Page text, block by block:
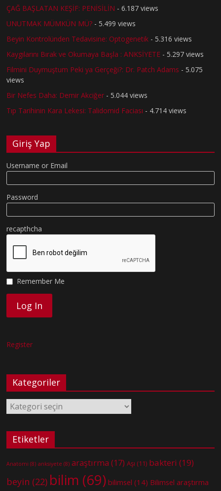
ÇAĞ BAŞLATAN KEŞİF: PENİSİLİN - 6.187 views
UNUTMAK MÜMKÜN MÜ? - 5.499 views
Beyin Kontrolünden Tedavisine: Optogenetik - 5.316 views
Kaygılarını Bırak ve Okumaya Başla : ANKSİYETE - 5.297 views
Filmini Duymuştum Peki ya Gerçeği?: Dr. Patch Adams - 5.075
views
Bir Nefes Daha: Demir Akciğer - 5.044 views
Tıp Tarihinin Kara Lekesi: Talidomid Faciası - 4.714 views
Giriş Yap
Username or Email
Password
recapthcha
Remember Me
Register
Kategoriler
Kategoriler
Etiketler
Anatomi (8) anksiyete (8) araştırma (17) Aşı (11) bakteri (19)
beyin (22) bilim (69) bilimsel (14) Bilimsel araştırma